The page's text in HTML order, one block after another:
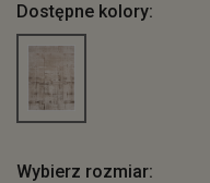
Dostępne kolory:
Wybierz rozmiar: